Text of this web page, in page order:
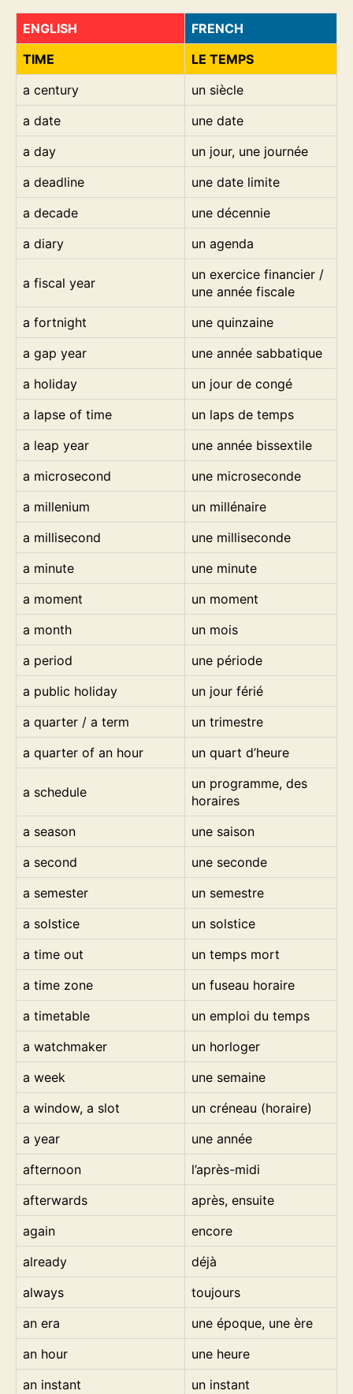
ENGLISH
FRENCH
TIME
LE TEMPS
a century
un siècle
a date
une date
a day
un jour, une journée
a deadline
une date limite
a decade
une décennie
a diary
un agenda
a fiscal year
un exercice financier /
une année fiscale
a fortnight
une quinzaine
a gap year
une année sabbatique
a holiday
un jour de congé
a lapse of time
un laps de temps
a leap year
une année bissextile
a microsecond
une microseconde
a millenium
un millénaire
a millisecond
une milliseconde
a minute
une minute
a moment
un moment
a month
un mois
a period
une période
a public holiday
un jour férié
a quarter / a term
un trimestre
a quarter of an hour
un quart d’heure
a schedule
un programme, des
horaires
a season
une saison
a second
une seconde
a semester
un semestre
a solstice
un solstice
a time out
un temps mort
a time zone
un fuseau horaire
a timetable
un emploi du temps
a watchmaker
un horloger
a week
une semaine
a window, a slot
un créneau (horaire)
a year
une année
afternoon
l’après-midi
afterwards
après, ensuite
again
encore
already
déjà
always
toujours
an era
une époque, une ère
an hour
une heure
an instant
un instant